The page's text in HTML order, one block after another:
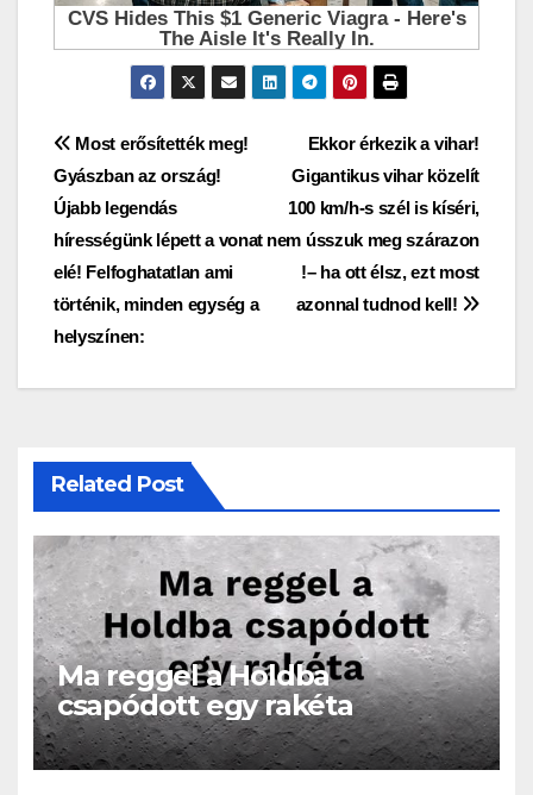
Bejegyzés
navigáció
Ekkor érkezik a vihar!
Gigantikus vihar közelít
100 km/h-s szél is kíséri,
nem ússzuk meg szárazon
!– ha ott élsz, ezt most
azonnal tudnod kell!
Most erősítették meg!
Gyászban az ország!
Újabb legendás
hírességünk lépett a vonat
elé! Felfoghatatlan ami
történik, minden egység a
helyszínen:
Related Post
Ma reggel a Holdba
csapódott egy rakéta